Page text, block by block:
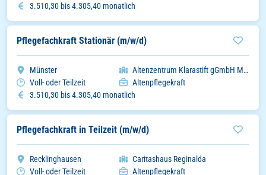
Gehalt
3.510,30 bis 4.305,40 monatlich
Pflegefachkraft Stationär (m/w/d)
Stadt
Münster Organisation
Altenzentrum Klarastift gGmbH Münster
Arbeitszeitmodell
Voll- oder Teilzeit Einsatzbereich
Altenpflegekraft
Gehalt
3.510,30 bis 4.305,40 monatlich
Pflegefachkraft in Teilzeit (m/w/d)
Stadt
Recklinghausen Organisation
Caritashaus Reginalda
Arbeitszeitmodell
Voll- oder Teilzeit Einsatzbereich
Altenpflegekraft